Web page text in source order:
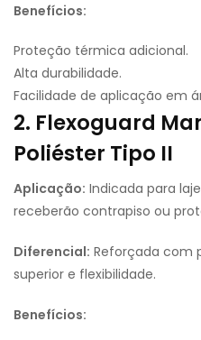
Benefícios:
Proteção térmica adicional.
Alta durabilidade.
Facilidade de aplicação em
2. Flexoguard
Poliéster Tipo II
Aplicação: Indicada para
receberão contrapiso ou
Diferencial: Reforçada com
superior e flexibilidade.
Benefícios: